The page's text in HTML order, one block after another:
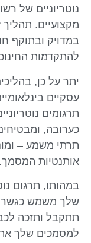
נוטריוניים של
מקצועיים.
במדויק ובתוקף
להתקדמות
יתר על כן,
עסקיים
תרגומים
כערובה,
תרתי משמע –
אותנטיות המסמך.
במהותו, תרגום
שלך משמש כגשר
תתקבל ותזכה
למסמכים שלך